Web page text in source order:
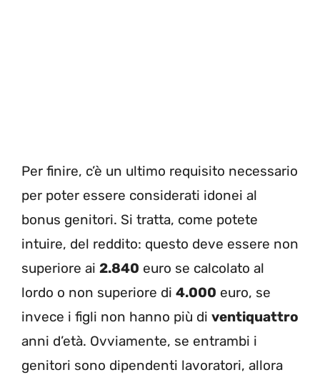
Per finire, c’è un ultimo requisito necessario
per poter essere considerati idonei al
bonus genitori. Si tratta, come potete
intuire, del reddito: questo deve essere non
superiore ai 2.840 euro se calcolato al
lordo o non superiore di 4.000 euro, se
invece i figli non hanno più di ventiquattro
anni d’età. Ovviamente, se entrambi i
genitori sono dipendenti lavoratori, allora